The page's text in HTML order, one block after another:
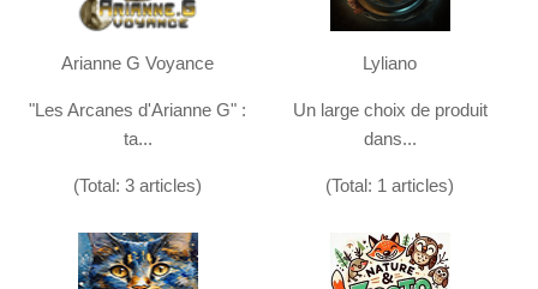
Arianne G Voyance
"Les Arcanes d'Arianne G" :
ta...
(Total: 3 articles)
Lyliano
Un large choix de produit
dans...
(Total: 1 articles)